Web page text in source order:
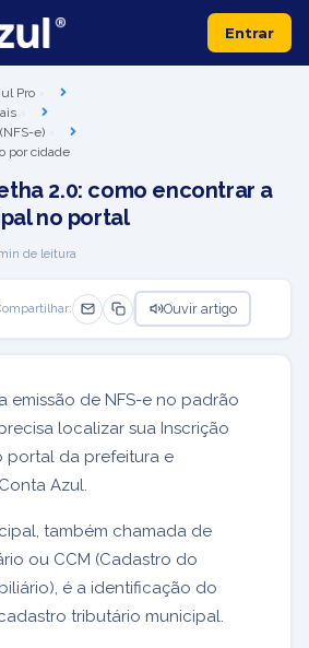
Entrar
Pro
e)
por cidade
2.0: como encontrar a
no portal
de leitura
Ouvir artigo
emissão de NFS-e no padrão
localizar sua Inscrição
portal da prefeitura e
Azul.
também chamada de
ou CCM (Cadastro do
é a identificação do
tributário municipal.